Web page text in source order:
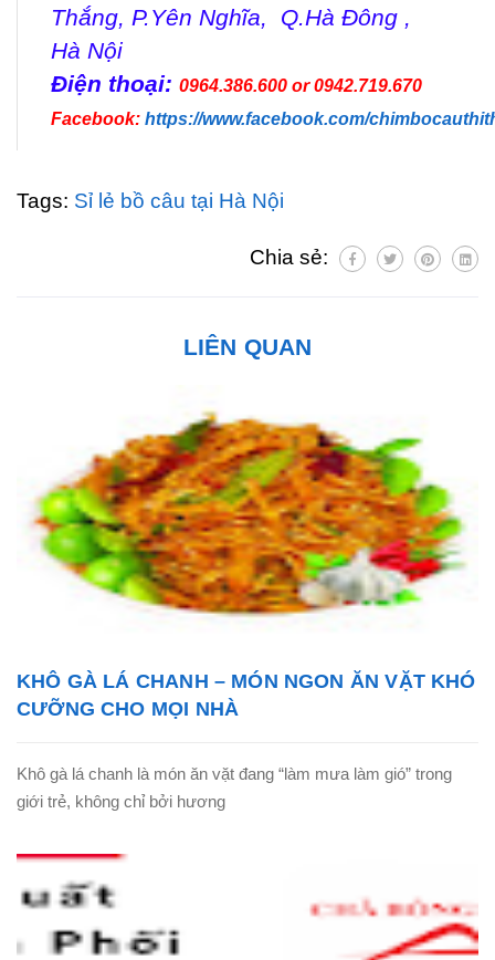
Thắng, P.Yên Nghĩa, Q.Hà Đông ,
Hà Nội
Điện thoại: 0964.386.600 or 0942.719.670
Facebook: https://www.facebook.com/
Tags: Sỉ lẻ bồ câu tại Hà Nội
Chia sẻ:
LIÊN QUAN
KHÔ GÀ LÁ CHANH – MÓN NGON ĂN VẶT KHÓ
CƯỠNG CHO MỌI NHÀ
Khô gà lá chanh là món ăn vặt đang “làm mưa làm gió” trong
giới trẻ, không chỉ bởi hương